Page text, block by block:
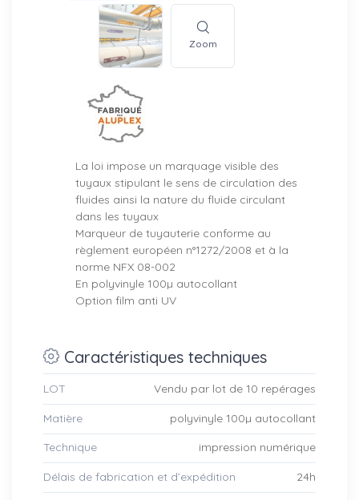
Zoom
La loi impose un marquage visible des
tuyaux stipulant le sens de circulation des
fluides ainsi la nature du fluide circulant
dans les tuyaux
Marqueur de tuyauterie conforme au
règlement européen n°1272/2008 et à la
norme NFX 08-002
En polyvinyle 100µ autocollant
Option film anti UV
Caractéristiques techniques
LOT Vendu par lot de 10 repérages
Matière polyvinyle 100µ autocollant
Technique impression numérique
Délais de fabrication et d’expédition 24h